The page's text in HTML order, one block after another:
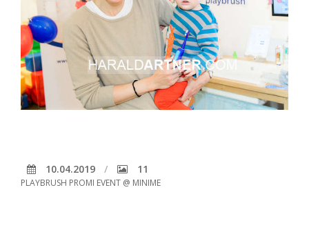
10.04.2019 11
PLAYBRUSH PROMI EVENT @ MINIME